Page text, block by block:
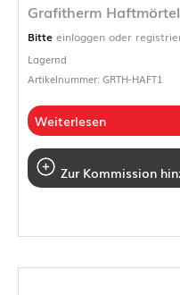
Grafitherm
Bitte einloggen oder
Lagernd
Artikelnummer: GRTH-HAFT1
Weiterlesen
Zur Kommission